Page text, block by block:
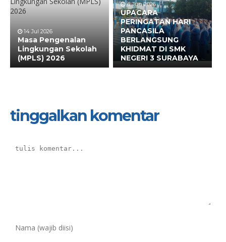
14 Jul 2026
Masa Pengenalan
Lingkungan Sekolah
(MPLS) 2026
4 Jun 2026
UPACARA
PERINGATAN HARI
PANCASILA
BERLANGSUNG
KHIDMAT DI SMK
NEGERI 3 SURABAYA
tinggalkan komentar